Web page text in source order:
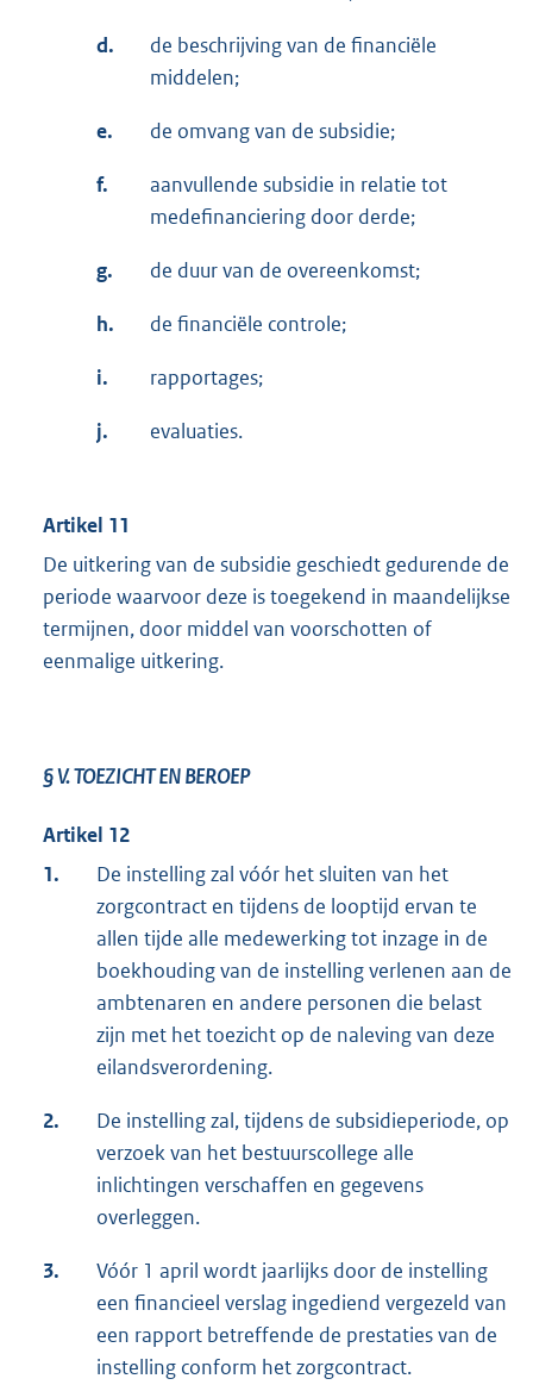
d.
de beschrijving van de financiële
middelen;
e. de omvang van de subsidie;
f.
aanvullende subsidie in relatie tot
medefinanciering door derde;
g. de duur van de overeenkomst;
h. de financiële controle;
i. rapportages;
j. evaluaties.
Artikel 11
De uitkering van de subsidie geschiedt gedurende de
periode waarvoor deze is toegekend in maandelijkse
termijnen, door middel van voorschotten of
eenmalige uitkering.
§ V.TOEZICHT EN BEROEP
Artikel 12
1.
De instelling zal vóór het sluiten van het
zorgcontract en tijdens de looptijd ervan te
allen tijde alle medewerking tot inzage in de
boekhouding van de instelling verlenen aan de
ambtenaren en andere personen die belast
zijn met het toezicht op de naleving van deze
eilandsverordening.
2.
De instelling zal, tijdens de subsidieperiode, op
verzoek van het bestuurscollege alle
inlichtingen verschaffen en gegevens
overleggen.
3.
Vóór 1 april wordt jaarlijks door de instelling
een financieel verslag ingediend vergezeld van
een rapport betreffende de prestaties van de
instelling conform het zorgcontract.